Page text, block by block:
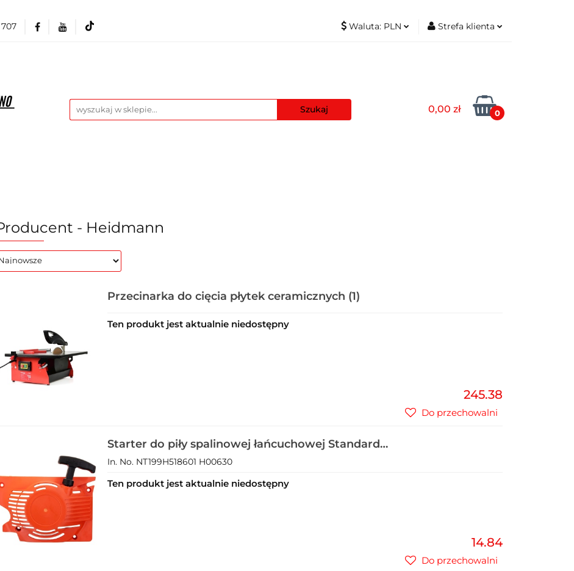
Waluta: PLN Strefa klienta
Dodaj zgłoszenie
Zgody cookies
0,00 zł 0
Akcesoria i osprzęt
- Heidmann
Przecinarka do cięcia płytek ceramicznych (1)
Ten produkt jest aktualnie niedostępny
245.38
Do przechowalni
Starter do piły spalinowej łańcuchowej Standard
4500 18"typ H (58).
In. No. NT199H518601 H00630
Ten produkt jest aktualnie niedostępny
14.84
Do przechowalni